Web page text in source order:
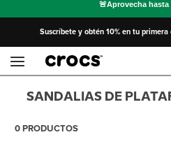
Suscríbete y obtén 10% en tu primera
SANDALIAS DE
0PRODUCTOS